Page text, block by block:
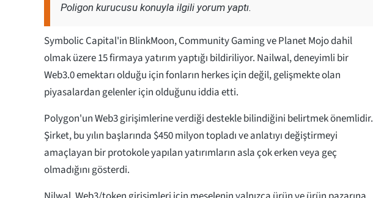
Poligon kurucusu konuyla ilgili yorum yaptı.
Symbolic Capital'in BlinkMoon, Community Gaming ve Planet Mojo dahil
olmak üzere 15 firmaya yatırım yaptığı bildiriliyor. Nailwal, deneyimli bir
Web3.0 emektarı olduğu için fonların herkes için değil, gelişmekte olan
piyasalardan gelenler için olduğunu iddia etti.
Polygon'un Web3 girişimlerine verdiği destekle bilindiğini belirtmek önemlidir.
Şirket, bu yılın başlarında $450 milyon topladı ve anlatıyı değiştirmeyi
amaçlayan bir protokole yapılan yatırımların asla çok erken veya geç
olmadığını gösterdi.